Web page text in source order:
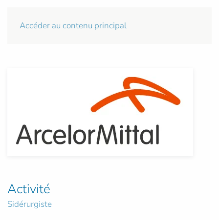
Accéder au contenu principal
Activité
Sidérurgiste